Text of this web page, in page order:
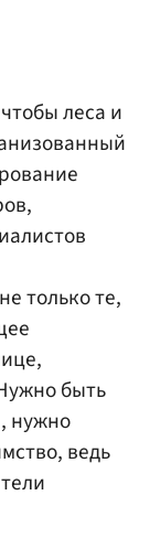
леса и
только те,
быть
нужно
ведь